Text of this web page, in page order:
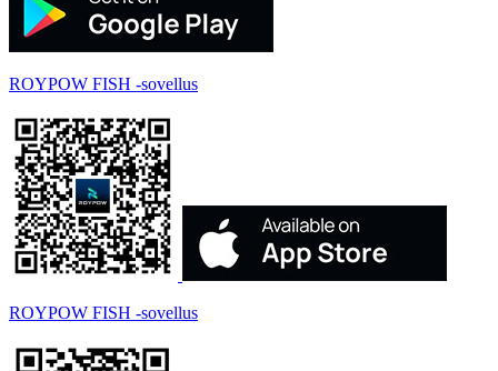
ROYPOW FISH -sovellus
ROYPOW FISH -sovellus